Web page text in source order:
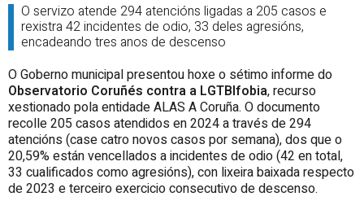
O servizo atende 294 atencións ligadas a 205 casos e
rexistra 42 incidentes de odio, 33 deles agresións,
encadeando tres anos de descenso
O Goberno municipal presentou hoxe o sétimo informe do
Observatorio Coruñés contra a LGTBIfobia, recurso
xestionado pola entidade ALAS A Coruña. O documento
recolle 205 casos atendidos en 2024 a través de 294
atencións (case catro novos casos por semana), dos que o
20,59% están vencellados a incidentes de odio (42 en total,
33 cualificados como agresións), con lixeira baixada respecto
de 2023 e terceiro exercicio consecutivo de descenso.